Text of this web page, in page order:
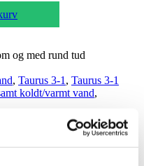
, Taurus 3-1 , Taurus 3-1
koldt/varmt vand,
vand inkl. kalkfilter